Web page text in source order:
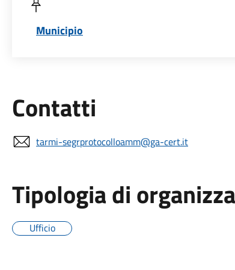
Municipio
Contatti
tarmi-segrprotocolloamm@ga-cert.it
Tipologia di
Ufficio